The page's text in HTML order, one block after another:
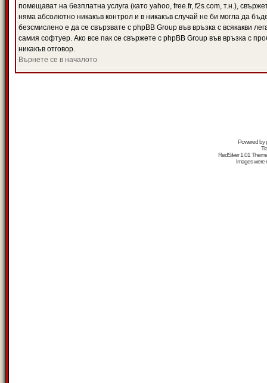
помещават на безплатна услуга (като yahoo, free.fr, f2s.com, т.н.),
няма абсолютно никакъв контрол и в никакъв случай не би могла да
безсмислено е да се свързвате с phpBB Group във връзка с всякакви
самия софтуер. Ако все пак се свържете с phpBB Group във връзка с
никакъв отговор.
Върнете се в началото
Powered by
RedSilver 1.01
Images were